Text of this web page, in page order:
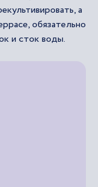
а
обязательно
и сток воды.